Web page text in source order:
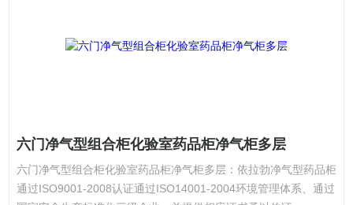
六门净气型组合柜化验室药品柜净气柜多层
六门净气型组合柜化验室药品柜净气柜多层：依拉勃净气型药品柜
通过ISO9001-2008认证通过ISO14001-2004环境管理体系、通过